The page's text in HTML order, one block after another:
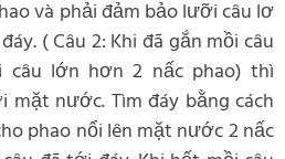
và phải đảm bảo lưỡi câu lơ
( Câu 2: Khi đã gắn mồi câu
câu lớn hơn 2 nấc phao) thì
mặt nước. Tìm đáy bằng cách
phao nổi lên mặt nước 2 nấc